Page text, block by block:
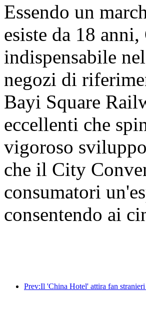
Essendo un
esiste da 18
indispensabile
negozi di
Bayi Square
eccellenti che
vigoroso
che il City
consumatori
consentendo ai